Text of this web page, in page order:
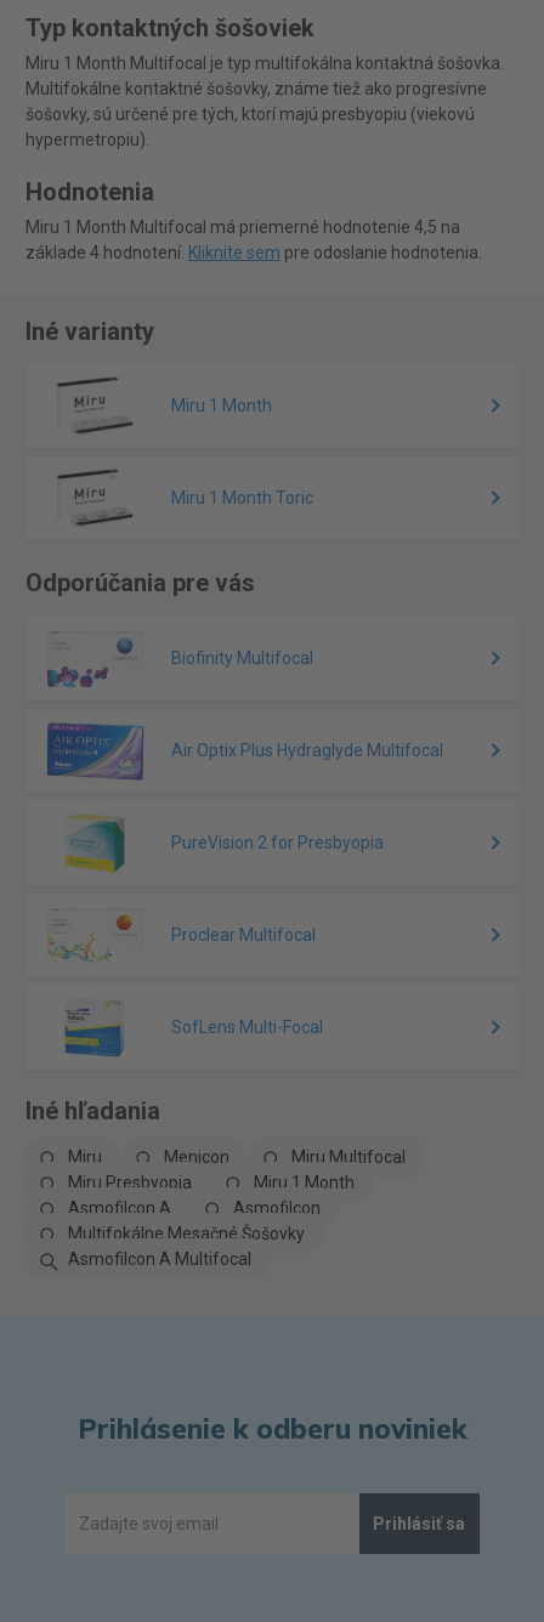
Typ kontaktných šošoviek
Miru 1 Month Multifocal je typ multifokálna kontaktná šošovka.
Multifokálne kontaktné šošovky, známe tiež ako progresívne
šošovky, sú určené pre tých, ktorí majú presbyopiu (viekovú
hypermetropiu).
Hodnotenia
Miru 1 Month Multifocal má priemerné hodnotenie 4,5 na
základe 4 hodnotení. Kliknite sem pre odoslanie hodnotenia.
Iné varianty
Miru 1 Month
Miru 1 Month Toric
Odporúčania pre vás
Biofinity Multifocal
Air Optix Plus Hydraglyde Multifocal
PureVision 2 for Presbyopia
Proclear Multifocal
SofLens Multi-Focal
Iné hľadania
Miru Menicon
Miru Multifocal
Miru Presbyopia
Miru 1 Month
Asmofilcon A
Asmofilcon
Multifokálne Mesačné Šošovky
Asmofilcon A Multifocal
Prihlásenie k odberu noviniek
Prihlásiť sa